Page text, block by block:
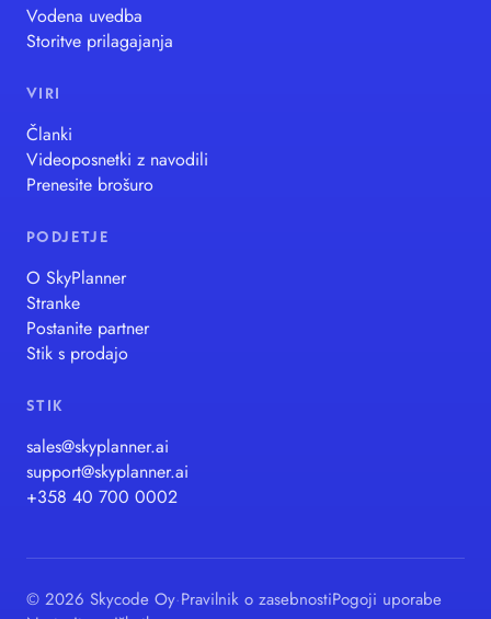
Vodena uvedba
Storitve prilagajanja
VIRI
Članki
Videoposnetki z navodili
Prenesite brošuro
PODJETJE
O SkyPlanner
Stranke
Postanite partner
Stik s prodajo
STIK
sales@skyplanner.ai
support@skyplanner.ai
+358 40 700 0002
© 2026 Skycode Oy·Pravilnik o zasebnostiPogoji uporabe